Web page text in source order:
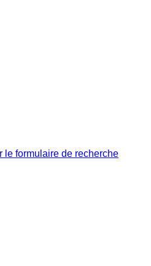
le formulaire de recherche